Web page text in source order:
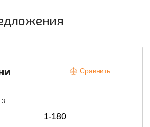
1-180
Сравнить